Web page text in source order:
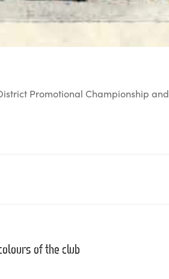
Promotional Championship and
of the club